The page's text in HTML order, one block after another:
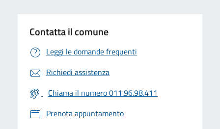
Contatta il comune
Leggi le domande frequenti
Richiedi assistenza
Chiama il numero 011.96.98.411
Prenota appuntamento